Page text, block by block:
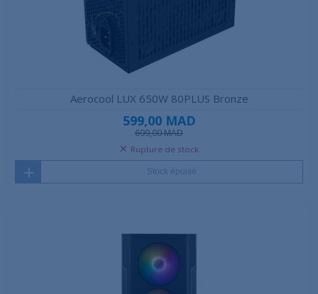
Aerocool LUX 650W 80PLUS Bronze
599,00 MAD
699,00 MAD
Rupture de stock
Stock épuisé